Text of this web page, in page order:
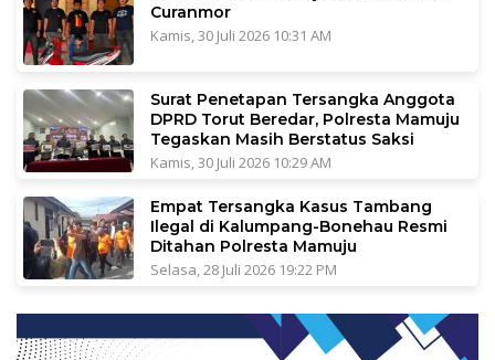
Curanmor
Kamis, 30 Juli 2026 10:31 AM
Surat Penetapan Tersangka Anggota
DPRD Torut Beredar, Polresta Mamuju
Tegaskan Masih Berstatus Saksi
Kamis, 30 Juli 2026 10:29 AM
Empat Tersangka Kasus Tambang
Ilegal di Kalumpang-Bonehau Resmi
Ditahan Polresta Mamuju
Selasa, 28 Juli 2026 19:22 PM